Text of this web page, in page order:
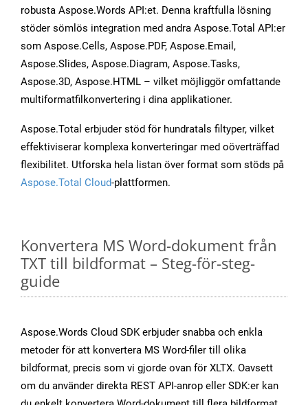
robusta Aspose.Words API:et. Denna kraftfulla lösning
stöder sömlös integration med andra Aspose.Total API:er
som Aspose.Cells, Aspose.PDF, Aspose.Email,
Aspose.Slides, Aspose.Diagram, Aspose.Tasks,
Aspose.3D, Aspose.HTML – vilket möjliggör omfattande
multiformatfilkonvertering i dina applikationer.
Aspose.Total erbjuder stöd för hundratals filtyper, vilket
effektiviserar komplexa konverteringar med oöverträffad
flexibilitet. Utforska hela listan över format som stöds på
Aspose.Total Cloud-plattformen.
Konvertera MS Word-dokument från
TXT till bildformat – Steg-för-steg-
guide
Aspose.Words Cloud SDK erbjuder snabba och enkla
metoder för att konvertera MS Word-filer till olika
bildformat, precis som vi gjorde ovan för XLTX. Oavsett
om du använder direkta REST API-anrop eller SDK:er kan